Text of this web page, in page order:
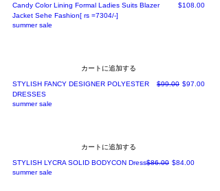
Candy Color Lining Formal Ladies Suits Blazer
Jacket Sehe Fashion[ rs =7304/-]
価格
$108.00
summer sale
カートに追加する
STYLISH FANCY DESIGNER POLYESTER
DRESSES
通常価格
$99.00 セール価格
$97.00
summer sale
カートに追加する
STYLISH LYCRA SOLID BODYCON Dress通常価格
$86.00 セール価格
$84.00
summer sale